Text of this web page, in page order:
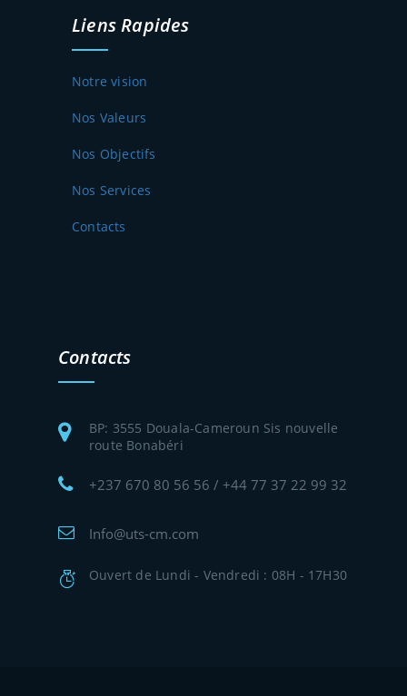
Liens Rapides
Notre vision
Nos Valeurs
Nos Objectifs
Nos Services
Contacts
Contacts
BP: 3555 Douala-Cameroun Sis nouvelle
route Bonabéri
+237 670 80 56 56 / +44 77 37 22 99 32
Info@uts-cm.com
Ouvert de Lundi - Vendredi : 08H - 17H30